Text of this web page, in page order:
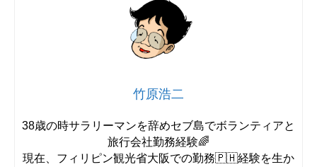
竹原浩二
38歳の時サラリーマンを辞めセブ島でボランティアと
旅行会社勤務経験🌈
現在、フィリピン観光省大阪での勤務🇵🇭経験を生か